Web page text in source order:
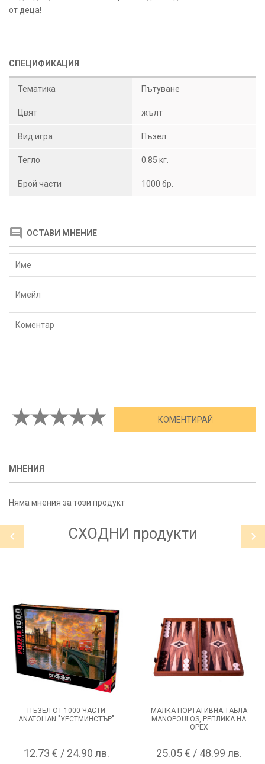
от деца!
СПЕЦИФИКАЦИЯ
Тематика Пътуване
Цвят жълт
Вид игра Пъзел
Тегло 0.85 кг.
Брой части 1000 бр.
ОСТАВИ МНЕНИЕ
МНЕНИЯ
Няма мнения за този продукт
СХОДНИ продукти
ПЪЗЕЛ ОТ 1000 ЧАСТИ
ANATOLIAN "УЕСТМИНСТЪР"
12.73 € / 24.90 лв.
МАЛКА ПОРТАТИВНА ТАБЛА
MANOPOULOS, РЕПЛИКА НА
ОРЕХ
25.05 € / 48.99 лв.